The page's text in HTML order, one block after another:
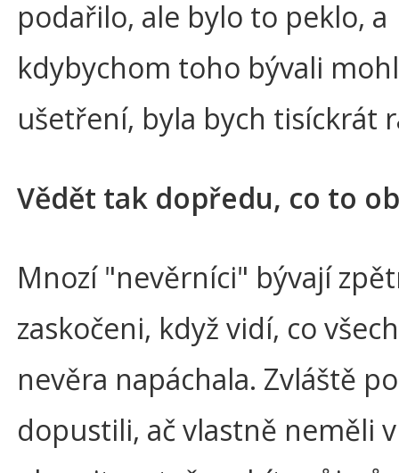
podařilo, ale bylo to peklo, a
kdybychom toho bývali
ušetření, byla bych tisíckrát
Vědět tak dopředu, co to
Mnozí "nevěrníci" bývají
zaskočeni, když vidí, co
nevěra napáchala. Zvláště
dopustili, ač vlastně neměli